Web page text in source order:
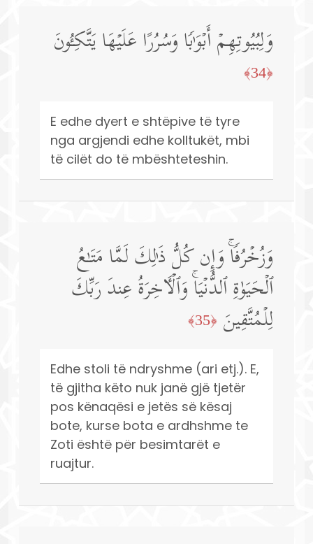
وَلِبُیُوتِهِمۡ أَبۡوَ ٰ⁠بࣰا وَسُرُرًا عَلَیۡهَا یَتَّكِـُٔونَ
﴿34﴾
E edhe dyert e shtëpive të tyre
nga argjendi edhe kolltukët, mbi
të cilët do të mbështeteshin.
وَزُخۡرُفࣰاۚ وَإِن كُلُّ ذَ ٰ⁠لِكَ لَمَّا مَتَـٰعُ
ٱلۡحَیَوٰةِ ٱلدُّنۡیَاۚ وَٱلۡـَٔاخِرَةُ عِندَ رَبِّكَ
لِلۡمُتَّقِینَ ﴿35﴾
Edhe stoli të ndryshme (ari etj.). E,
të gjitha këto nuk janë gjë tjetër
pos kënaqësi e jetës së kësaj
bote, kurse bota e ardhshme te
Zoti është për besimtarët e
ruajtur.